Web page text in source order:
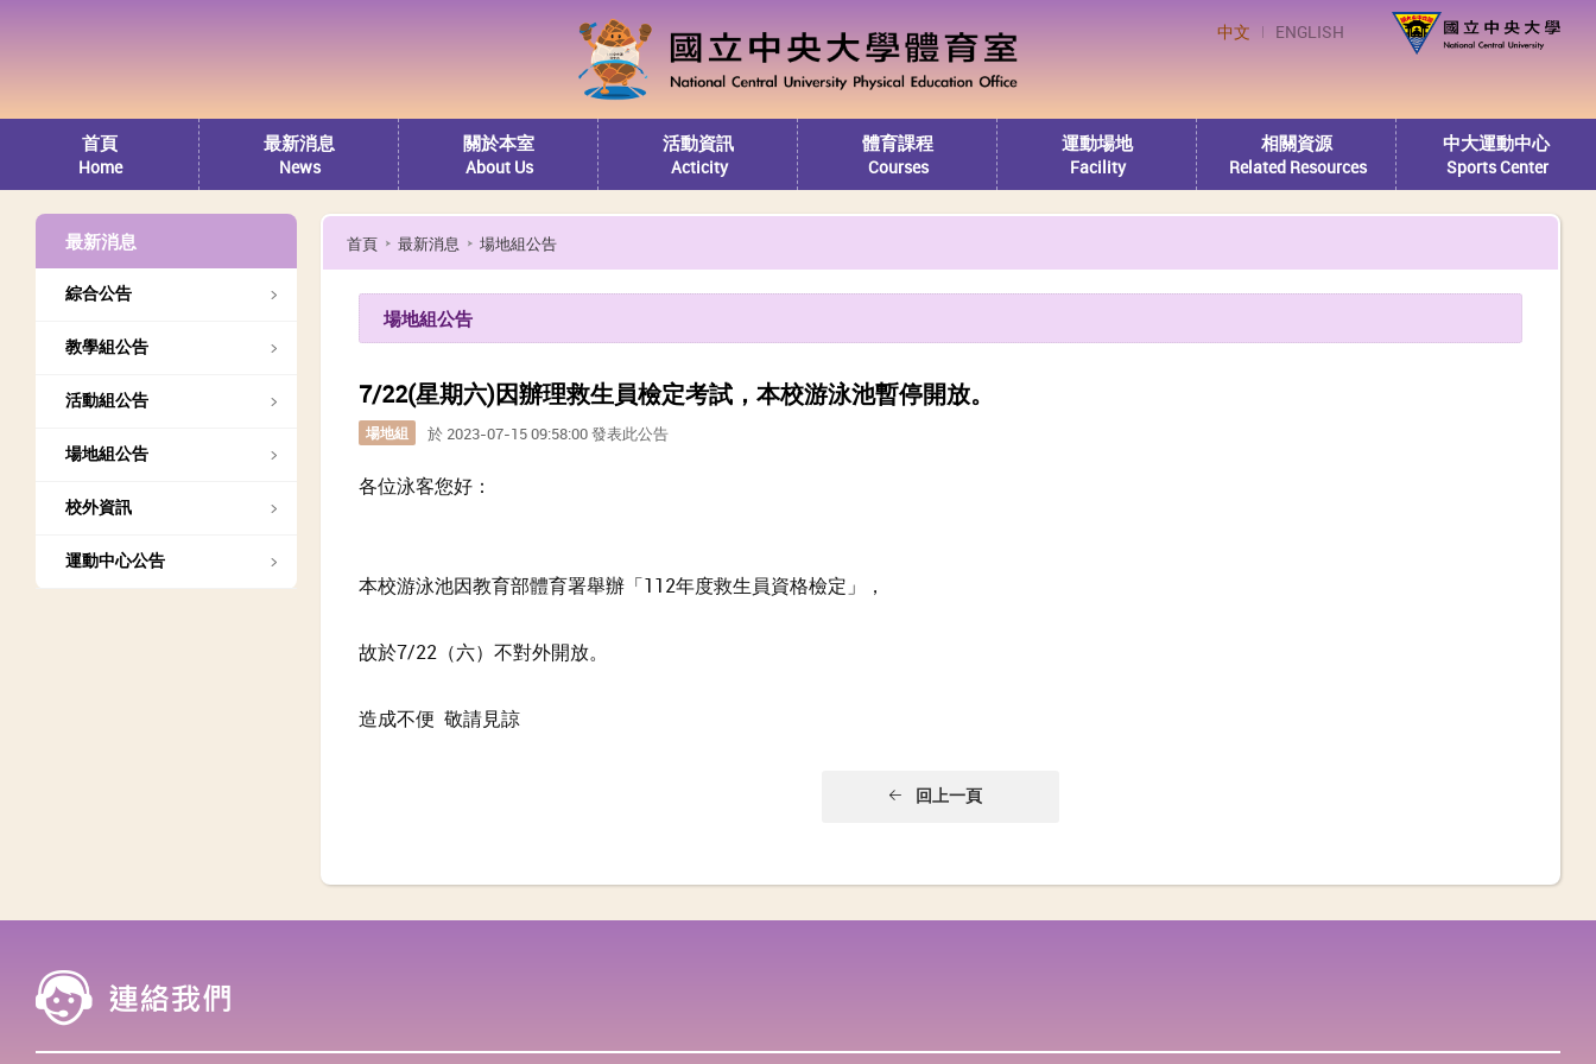
中文 ENGLISH
首頁
Home
最新消息
News
關於本室
About Us
活動資訊
Acticity
體育課程
Courses
運動場地
Facility
相關資源
Related Resources
中大運動中心
Sports Center
最新消息
綜合公告
教學組公告
活動組公告
場地組公告
校外資訊
運動中心公告
首頁 最新消息 場地組公告
場地組公告
7/22(星期六)因辦理救生員檢定考試，本校游泳池暫停開放。
場地組 於 2023-07-15 09:58:00 發表此公告
各位泳客您好：
本校游泳池因教育部體育署舉辦「112年度救生員資格檢定」，
故於7/22（六）不對外開放。
造成不便 敬請見諒
回上一頁